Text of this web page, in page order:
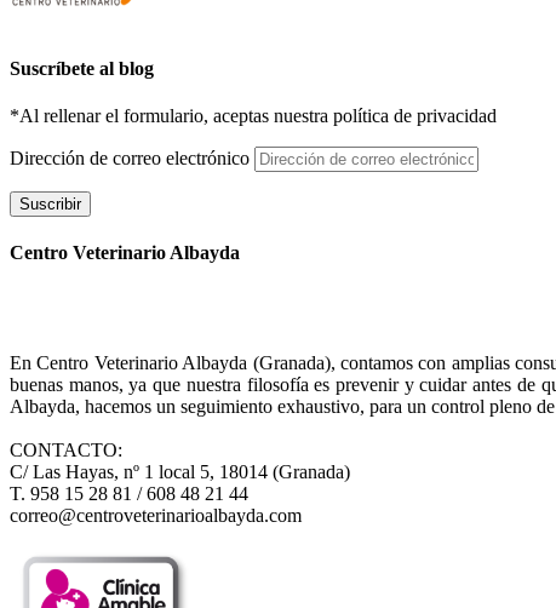
Suscríbete al blog
*Al rellenar el formulario, aceptas nuestra política de privacidad
Dirección de correo electrónico
Suscribir
Centro Veterinario Albayda
En Centro Veterinario Albayda (Granada), contamos con amplias
buenas manos, ya que nuestra filosofía es prevenir y cuidar antes de
Albayda, hacemos un seguimiento exhaustivo, para un control pleno
CONTACTO:
C/ Las Hayas, nº 1 local 5, 18014 (Granada)
T. 958 15 28 81 / 608 48 21 44
correo@centroveterinarioalbayda.com